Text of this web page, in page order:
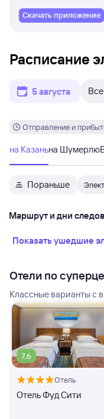
Скачать приложение
Расписание
5 августа
Отправление и
на Казаньна Шумерлю
Пораньше
Маршрут и дни
Показать ушедшие
Отели по
Классные варианты с
7,6
Отель
Отель Фуд Сити